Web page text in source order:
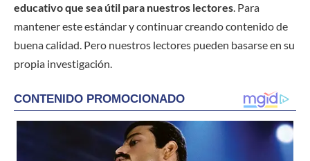
educativo que sea útil para nuestros lectores. Para
mantener este estándar y continuar creando contenido de
buena calidad. Pero nuestros lectores pueden basarse en su
propia investigación.